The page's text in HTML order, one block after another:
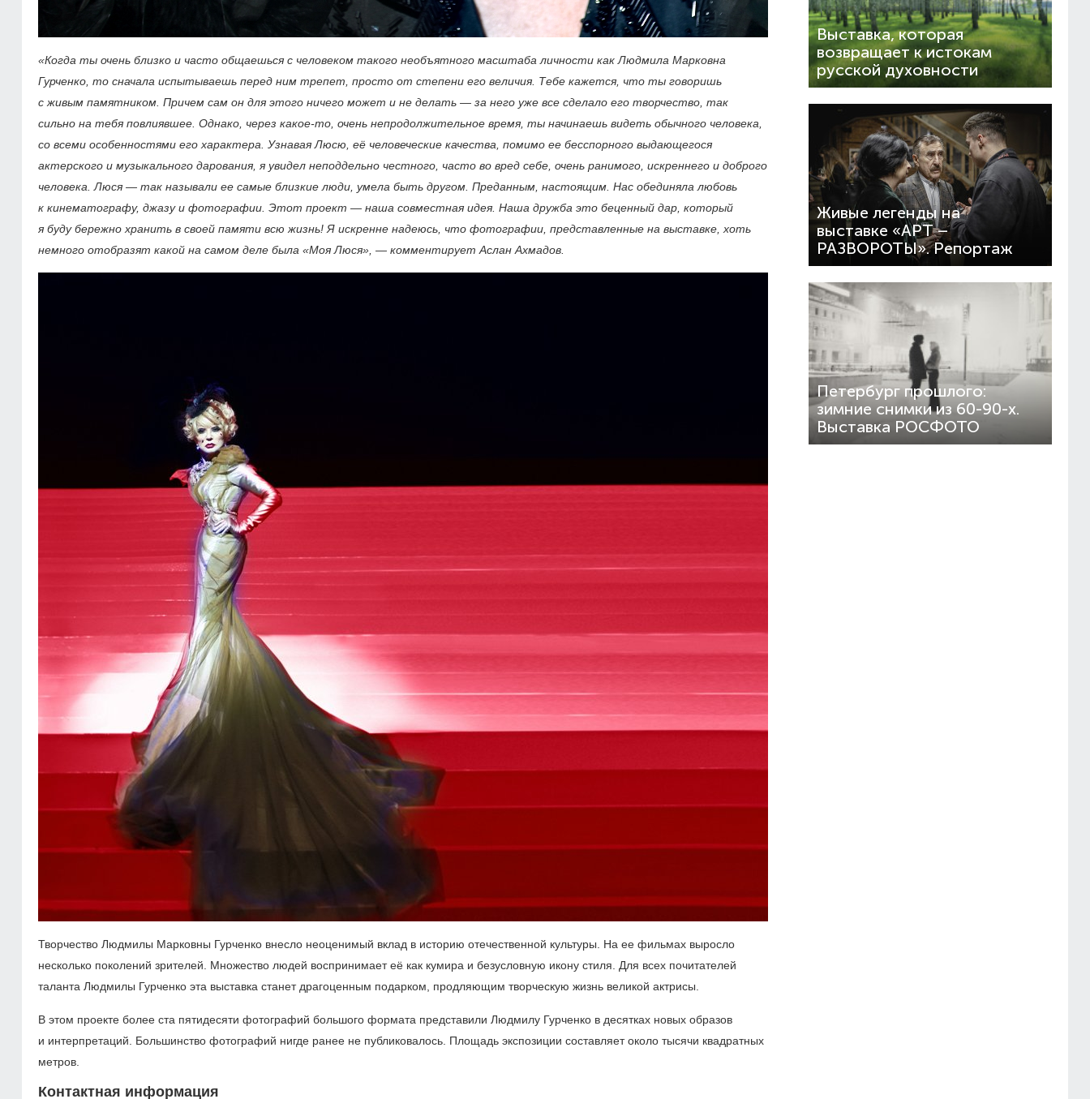
«Когда ты очень близко и часто общаешься с человеком такого необъятного масштаба личности как Людмила Марковна
Гурченко, то сначала испытываешь перед ним трепет, просто от степени его величия. Тебе кажется, что ты говоришь
с живым памятником. Причем сам он для этого ничего может и не делать — за него уже все сделало его творчество, так
сильно на тебя повлиявшее. Однако, через какое-то, очень непродолжительное время, ты начинаешь видеть обычного человека,
со всеми особенностями его характера. Узнавая Люсю, её человеческие качества, помимо ее бесспорного выдающегося
актерского и музыкального дарования, я увидел неподдельно честного, часто во вред себе, очень ранимого, искреннего и доброго
человека. Люся — так называли ее самые близкие люди, умела быть другом. Преданным, настоящим. Нас обединяла любовь
к кинематографу, джазу и фотографии. Этот проект — наша совместная идея. Наша дружба это беценный дар, который
я буду бережно хранить в своей памяти всю жизнь! Я искренне надеюсь, что фотографии, представленные на выставке, хоть
немного отобразят какой на самом деле была «Моя Люся», — комментирует Аслан Ахмадов.
Творчество Людмилы Марковны Гурченко внесло неоценимый вклад в историю отечественной культуры. На ее фильмах выросло
несколько поколений зрителей. Множество людей воспринимает её как кумира и безусловную икону стиля. Для всех почитателей
таланта Людмилы Гурченко эта выставка станет драгоценным подарком, продляющим творческую жизнь великой актрисы.
В этом проекте более ста пятидесяти фотографий большого формата представили Людмилу Гурченко в десятках новых образов
и интерпретаций. Большинство фотографий нигде ранее не публиковалось. Площадь экспозиции составляет около тысячи квадратных
метров.
Контактная информация
Выставка, которая
возвращает к истокам
русской духовности
Живые легенды на
выставке «АРТ –
РАЗВОРОТЫ». Репортаж
Петербург прошлого:
зимние снимки из 60-90-х.
Выставка РОСФОТО